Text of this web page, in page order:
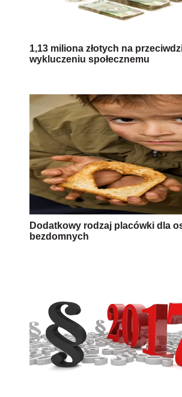
1,13 miliona złotych na
wykluczeniu społecznemu
Dodatkowy rodzaj placówki dla
bezdomnych